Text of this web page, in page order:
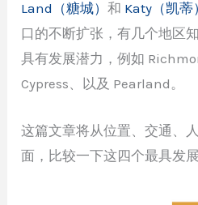
Land（糖城）和 Katy（凯蒂
口的不断扩张，有几个地区
具有发展潜力，例如
Cypress、以及 Pearland。
这篇文章将从位置、交通、
面，比较一下这四个最具发